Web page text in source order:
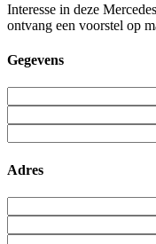
Interesse in deze
ontvang een voorstel op
Gegevens
Adres